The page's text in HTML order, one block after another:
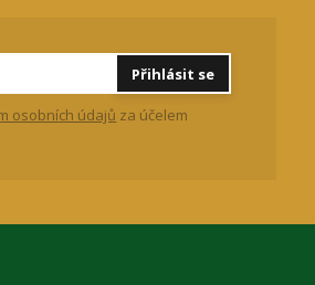
Přihlásit se
osobních údajů za účelem